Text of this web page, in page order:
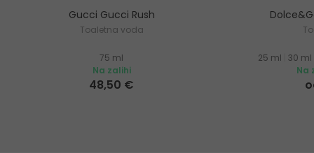
Gucci Gucci Rush
Toaletna voda
75 ml
Na zalihi
48,50 €
25 ml 30 ml
Na